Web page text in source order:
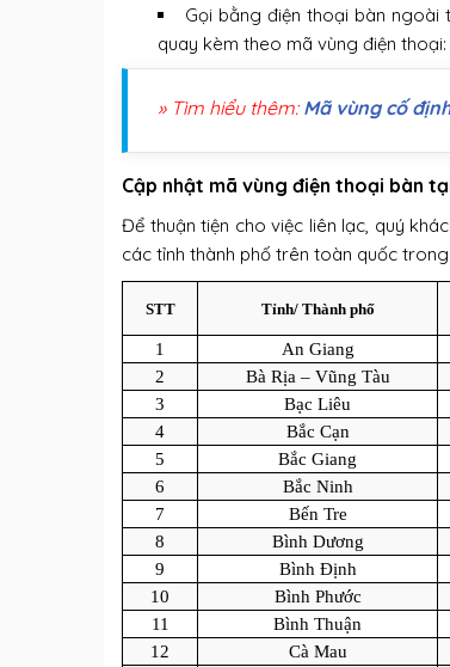
Gọi bằng điện thoại bàn ngoài
quay kèm theo mã vùng điện thoại:
» Tìm hiểu thêm: Mã vùng cố
Cập nhật mã vùng điện thoại bàn
Để thuận tiện cho việc liên lạc, quý
các tỉnh thành phố trên toàn quốc
STT Tỉnh/ Thành phố
1 An Giang
2
Bà Rịa – Vũng Tàu
3
Bạc Liêu
4
Bắc Cạn
5
Bắc Giang
6
Bắc Ninh
7
Bến Tre
8
Bình Dương
9
Bình Định
10
Bình Phước
11
Bình Thuận
12
Cà Mau